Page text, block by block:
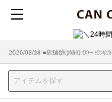
2026/08/04 ■8/13(木)AM2:00～サイ
2026/03/18 ■店舗受け取りサービス